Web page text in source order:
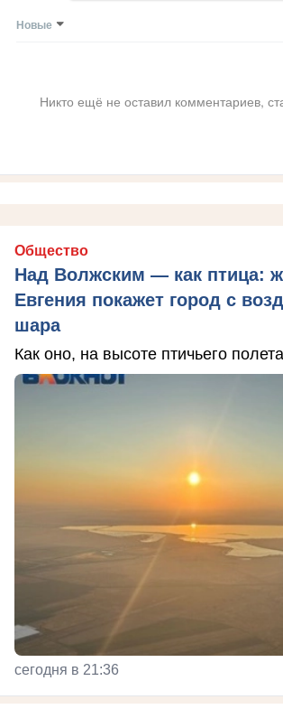
Новые
Никто ещё не оставил комментариев,
Общество
Над Волжским — как птица:
Евгения покажет город с
шара
Как оно, на высоте птичьего
сегодня в 21:36